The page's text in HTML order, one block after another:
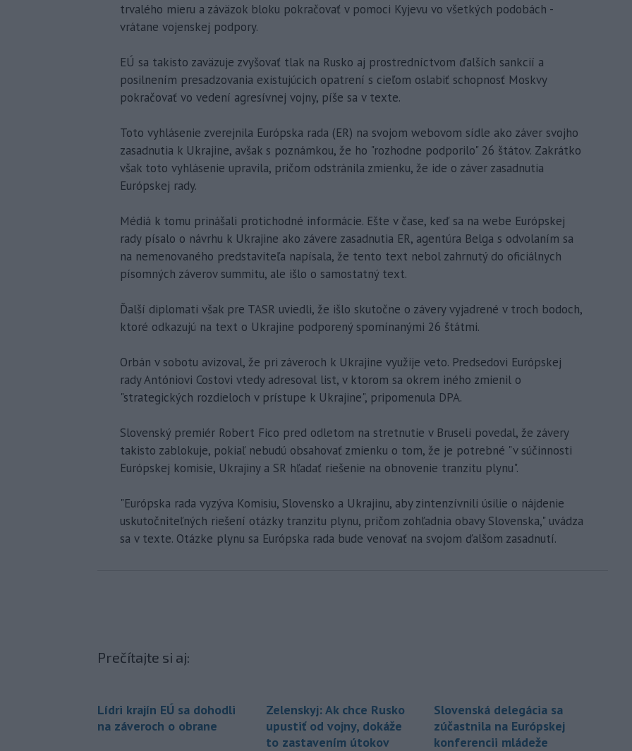
trvalého mieru a záväzok bloku pokračovať v pomoci Kyjevu vo všetkých podobách -
vrátane vojenskej podpory.
EÚ sa takisto zaväzuje zvyšovať tlak na Rusko aj prostredníctvom ďalších sankcií a
posilnením presadzovania existujúcich opatrení s cieľom oslabiť schopnosť Moskvy
pokračovať vo vedení agresívnej vojny, píše sa v texte.
Toto vyhlásenie zverejnila Európska rada (ER) na svojom webovom sídle ako záver svojho
zasadnutia k Ukrajine, avšak s poznámkou, že ho "rozhodne podporilo" 26 štátov. Zakrátko
však toto vyhlásenie upravila, pričom odstránila zmienku, že ide o záver zasadnutia
Európskej rady.
Médiá k tomu prinášali protichodné informácie. Ešte v čase, keď sa na webe Európskej
rady písalo o návrhu k Ukrajine ako závere zasadnutia ER, agentúra Belga s odvolaním sa
na nemenovaného predstaviteľa napísala, že tento text nebol zahrnutý do oficiálnych
písomných záverov summitu, ale išlo o samostatný text.
Ďalší diplomati však pre TASR uviedli, že išlo skutočne o závery vyjadrené v troch bodoch,
ktoré odkazujú na text o Ukrajine podporený spomínanými 26 štátmi.
Orbán v sobotu avizoval, že pri záveroch k Ukrajine využije veto. Predsedovi Európskej
rady Antóniovi Costovi vtedy adresoval list, v ktorom sa okrem iného zmienil o
"strategických rozdieloch v prístupe k Ukrajine", pripomenula DPA.
Slovenský premiér Robert Fico pred odletom na stretnutie v Bruseli povedal, že závery
takisto zablokuje, pokiaľ nebudú obsahovať zmienku o tom, že je potrebné "v súčinnosti
Európskej komisie, Ukrajiny a SR hľadať riešenie na obnovenie tranzitu plynu".
"Európska rada vyzýva Komisiu, Slovensko a Ukrajinu, aby zintenzívnili úsilie o nájdenie
uskutočniteľných riešení otázky tranzitu plynu, pričom zohľadnia obavy Slovenska," uvádza
sa v texte. Otázke plynu sa Európska rada bude venovať na svojom ďalšom zasadnutí.
Prečítajte si aj:
Lídri krajín EÚ sa dohodli
na záveroch o obrane
Zelenskyj: Ak chce Rusko
upustiť od vojny, dokáže
to zastavením útokov
Slovenská delegácia sa
zúčastnila na Európskej
konferencii mládeže